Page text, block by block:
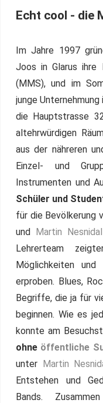
Echt cool - die
Im Jahre 1997
Joos in Glarus ihre
(MMS), und im
junge
die Hauptstrasse
altehrwürdigen
aus der nähreren
Einzel- und
Instrumenten und
Schüler und
für die Bevölkerung
und Martin Nesnidal
Lehrerteam
Möglichkeiten
erproben. Blues,
Begriffe, die ja für
beginnen. Wie es
konnte am
ohne öffentliche
unter Martin
Entstehen und
Bands.